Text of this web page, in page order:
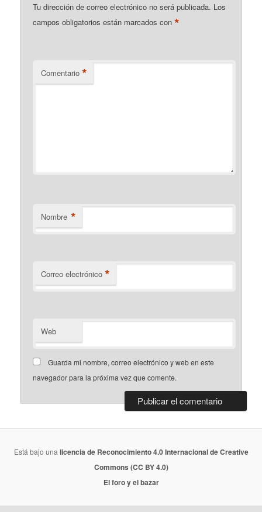
Tu dirección de correo electrónico no será publicada. Los
campos obligatorios están marcados con*
Comentario *
Nombre *
Correo electrónico *
Web
Guarda mi nombre, correo electrónico y web en este
navegador para la próxima vez que comente.
Está bajo una licencia de Reconocimiento 4.0 Internacional de Creative
Commons (CC BY 4.0)
El foro y el bazar